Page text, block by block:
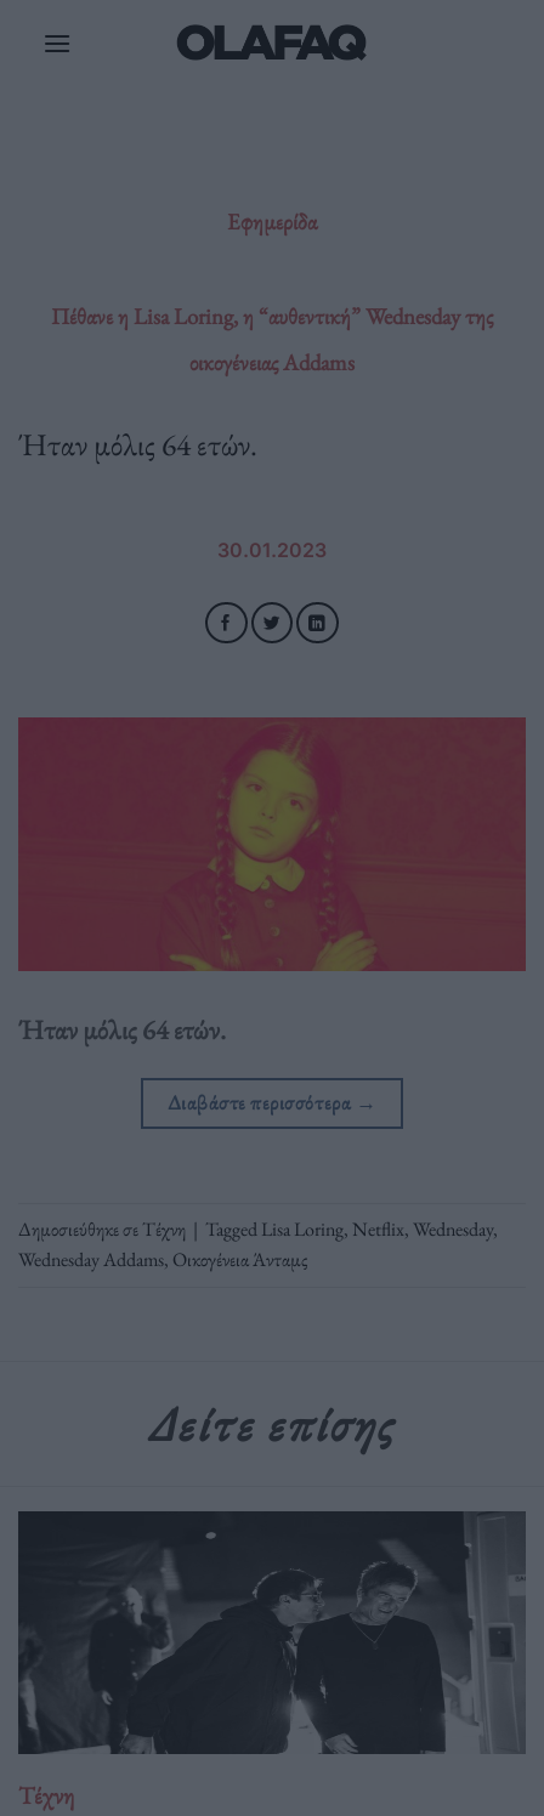
Εφημερίδα
Πέθανε η Lisa Loring, η “αυθεντική” Wednesday της
οικογένειας Addams
Ήταν μόλις 64 ετών.
30.01.2023
Ήταν μόλις 64 ετών.
Διαβάστε περισσότερα →
Δημοσιεύθηκε σεΤέχνη | TaggedLisa Loring, Netflix,Wednesday,
Wednesday Addams, Οικογένεια Άνταμς
Δείτε επίσης
Τέχνη